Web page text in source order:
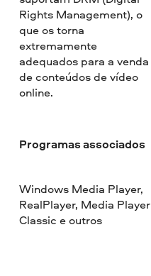
Rights Management), o
que os torna
extremamente
adequados para a venda
de conteúdos de vídeo
online.
Programas associados
Windows Media Player,
RealPlayer, Media Player
Classic e outros